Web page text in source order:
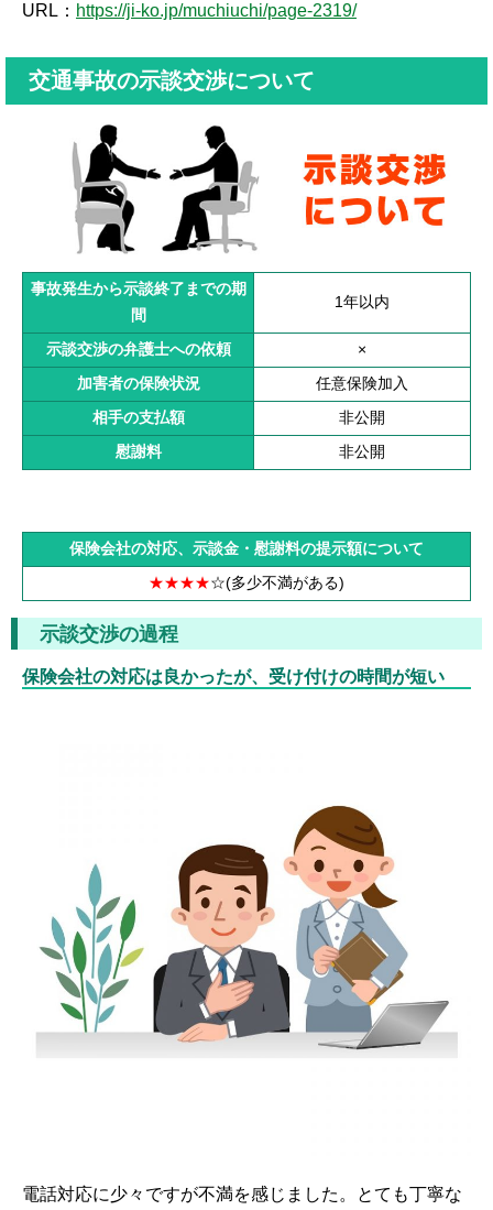
URL： https://ji-ko.jp/muchiuchi/page-2319/
交通事故の示談交渉について
事故発生から示談終了までの期
間
1年以内
示談交渉の弁護士への依頼 ×
加害者の保険状況 任意保険加入
相手の支払額 非公開
慰謝料 非公開
保険会社の対応、示談金・慰謝料の提示額について
★★★★☆(多少不満がある)
示談交渉の過程
保険会社の対応は良かったが、受け付けの時間が短い
電話対応に少々ですが不満を感じました。とても丁寧な